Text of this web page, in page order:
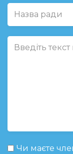
Чи маєте